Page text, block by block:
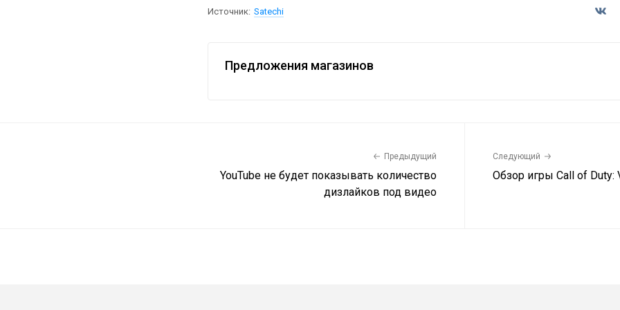
Источник: Satechi
Предложения магазинов
Предыдущий
YouTube не будет показывать количество
дизлайков под видео
Следующий
Обзор игры Call of Duty: